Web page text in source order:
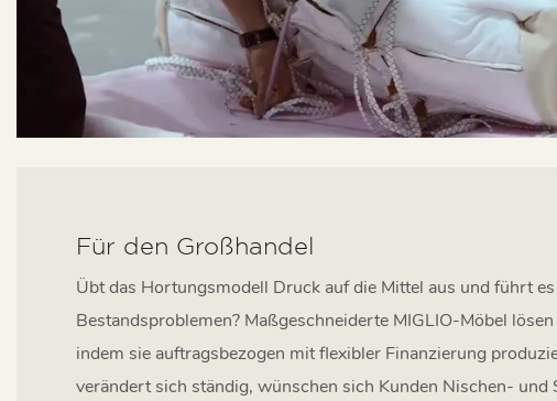
Für den Großhandel
Übt das Hortungsmodell Druck auf die Mittel aus und führt
Bestandsproblemen? Maßgeschneiderte MIGLIO-Möbel
indem sie auftragsbezogen mit flexibler Finanzierung
verändert sich ständig, wünschen sich Kunden Nischen- und